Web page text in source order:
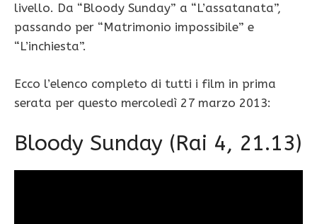
livello. Da “Bloody Sunday” a “L’assatanata”,
passando per “Matrimonio impossibile” e
“L’inchiesta”.
Ecco l’elenco completo di tutti i film in prima
serata per questo mercoledì 27 marzo 2013:
Bloody Sunday (Rai 4, 21.13)